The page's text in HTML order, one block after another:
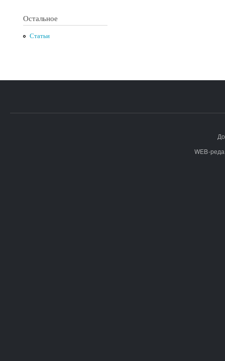
Остальное
Статьи
WEB-